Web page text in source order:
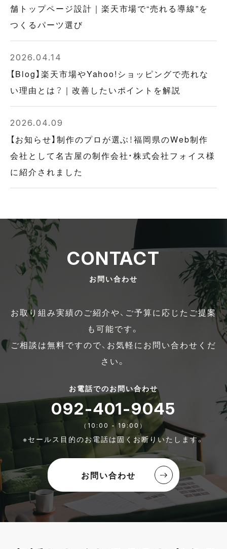
舗トップページ設計｜楽天市場で“売れる導線”を
つくるパーツ選び
2026.04.14
【Blog】楽天市場やYahoo!ショッピングで売れな
い理由とは？｜改善したいポイントを解説
2026.04.09
【お知らせ】制作のプロが選ぶ！福岡県のWeb制作
会社として名古屋の制作会社・株式会社フォイス様
に紹介されました
CONTACT
お問い合わせ
お取り組み実績のご紹介や、ご予算に応じたご提案
も可能です。
ご相談は無料ですので、お気軽にお問い合わせくだ
さい。
お電話でのお問い合わせ
092-401-9045
（10:00 - 19:00）
※セールス目的のお電話は固くお断りいたします。
お問い合わせ